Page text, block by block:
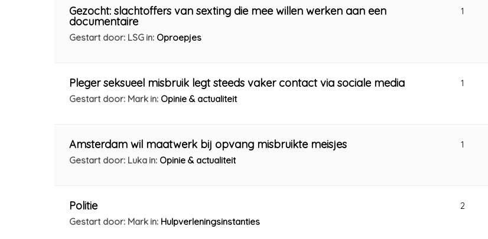
Gezocht: slachtoffers van sexting die mee willen werken aan een
documentaire
Gestart door: LSG in: Oproepjes
1
Pleger seksueel misbruik legt steeds vaker contact via sociale media
Gestart door: Mark in: Opinie & actualiteit
1
Amsterdam wil maatwerk bij opvang misbruikte meisjes
Gestart door: Luka in: Opinie & actualiteit
1
Politie
Gestart door: Mark in: Hulpverleningsinstanties
2